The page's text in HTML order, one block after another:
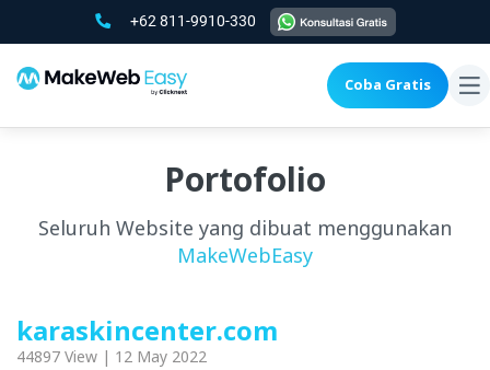
+62 811-9910-330
Coba Gratis
Portofolio
Seluruh Website yang dibuat menggunakan
MakeWebEasy
karaskincenter.com
44897 View | 12 May 2022